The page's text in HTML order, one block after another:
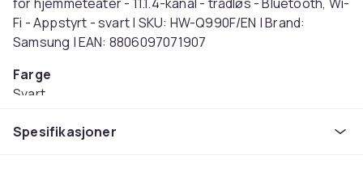
Fi - Appstyrt - svart | SKU: HW-Q990F/EN | Brand:
Samsung | EAN: 8806097071907
Farge
Svart
Ledning & Trådløs
Spesifikasjoner